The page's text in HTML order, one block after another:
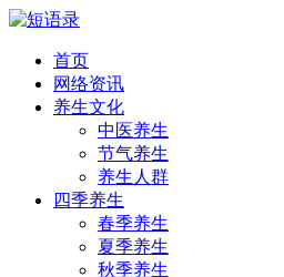
首页
网络资讯
养生文化
中医养生
节气养生
养生人群
四季养生
春季养生
夏季养生
秋季养生